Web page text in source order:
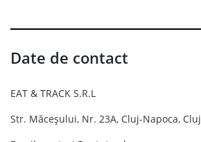
Date de contact
EAT & TRACK S.R.L
Str. Măceșului, Nr. 23A, Cluj-Napoca, Cluj